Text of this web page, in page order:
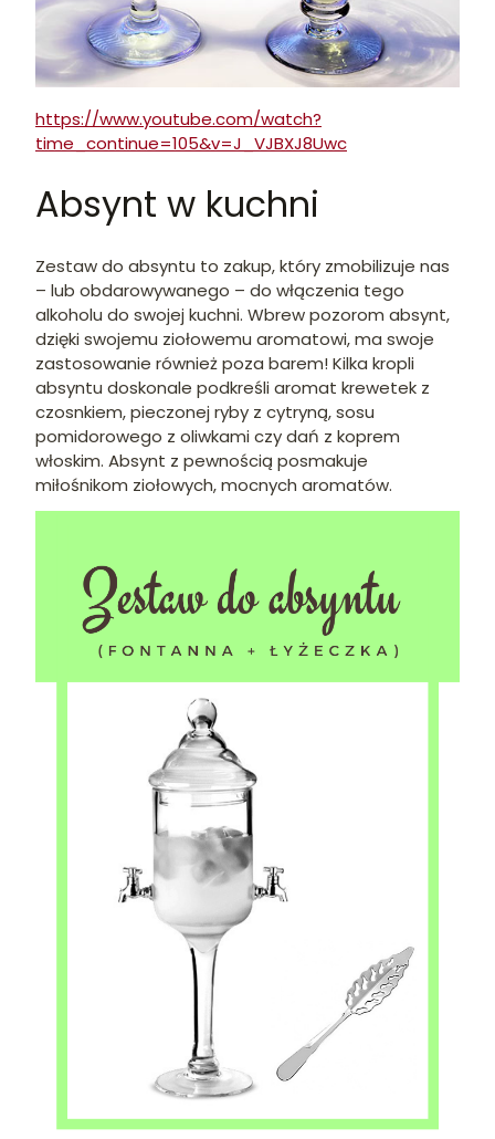
https://www.youtube.com/watch?
time_continue=105&v=J_VJBXJ8Uwc
Absynt w kuchni
Zestaw do absyntu to zakup, który zmobilizuje nas
– lub obdarowywanego – do włączenia tego
alkoholu do swojej kuchni. Wbrew pozorom absynt,
dzięki swojemu ziołowemu aromatowi, ma swoje
zastosowanie również poza barem! Kilka kropli
absyntu doskonale podkreśli aromat krewetek z
czosnkiem, pieczonej ryby z cytryną, sosu
pomidorowego z oliwkami czy dań z koprem
włoskim. Absynt z pewnością posmakuje
miłośnikom ziołowych, mocnych aromatów.